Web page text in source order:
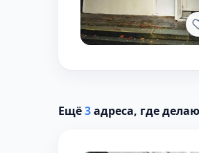
Ещё3адреса, где